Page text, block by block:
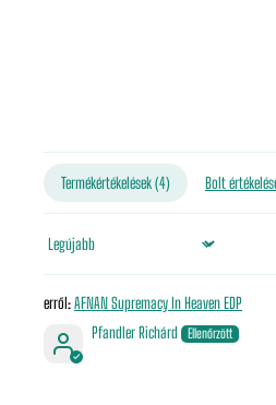
Termékértékelések (4) Bolt
Sort by
AFNAN Supremacy In Heaven EDP
Pfandler Richárd